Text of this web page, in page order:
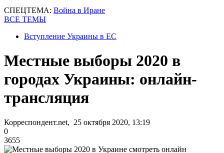
СПЕЦТЕМА: Война в Иране
ВСЕ ТЕМЫ
Вступление Украины в ЕС
Местные выборы 2020 в
городах Украины: онлайн-
трансляция
Корреспондент.net, 25 октября 2020, 13:19
0
3655